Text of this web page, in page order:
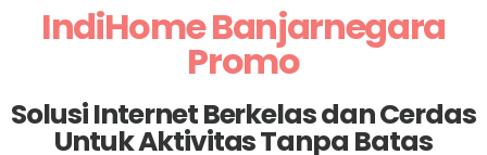
IndiHome Banjarnegara
Promo
Solusi Internet Berkelas dan Cerdas
Untuk Aktivitas Tanpa Batas